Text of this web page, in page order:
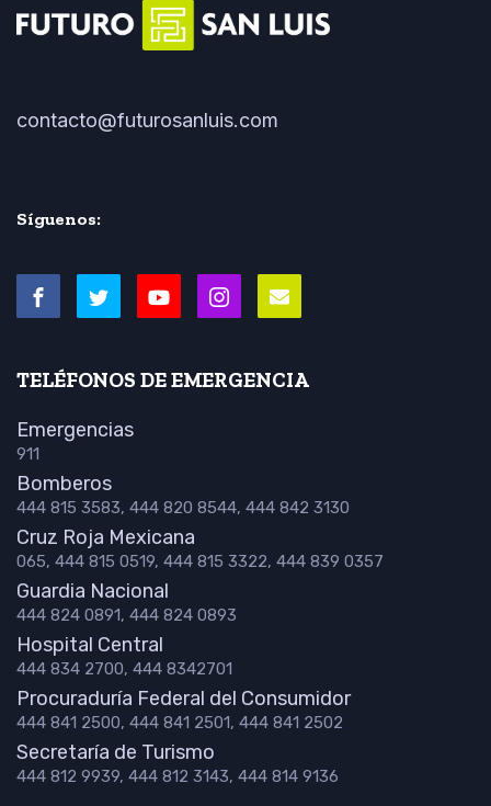
contacto@futurosanluis.com
Síguenos:
TELÉFONOS DE EMERGENCIA
Emergencias
911
Bomberos
444 815 3583, 444 820 8544, 444 842 3130
Cruz Roja Mexicana
065, 444 815 0519, 444 815 3322, 444 839 0357
Guardia Nacional
444 824 0891, 444 824 0893
Hospital Central
444 834 2700, 444 8342701
Procuraduría Federal del Consumidor
444 841 2500, 444 841 2501, 444 841 2502
Secretaría de Turismo
444 812 9939, 444 812 3143, 444 814 9136